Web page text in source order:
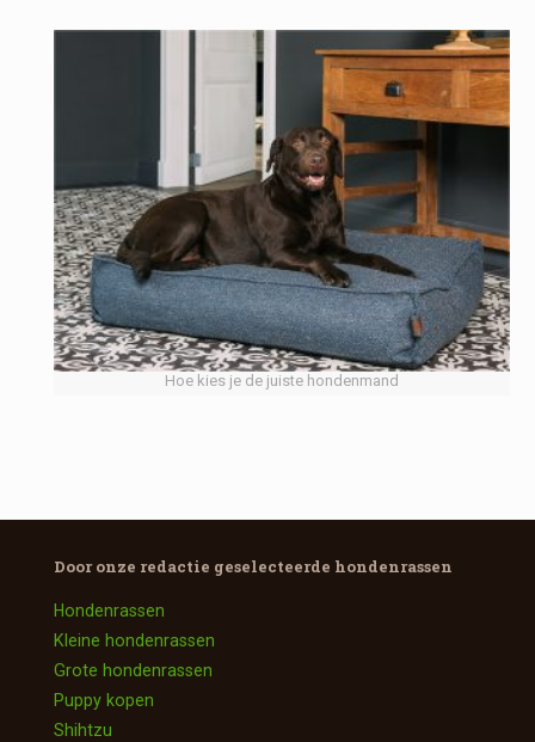
Hoe kies je de juiste hondenmand
Door onze redactie geselecteerde hondenrassen
Hondenrassen
Kleine hondenrassen
Grote hondenrassen
Puppy kopen
Shihtzu